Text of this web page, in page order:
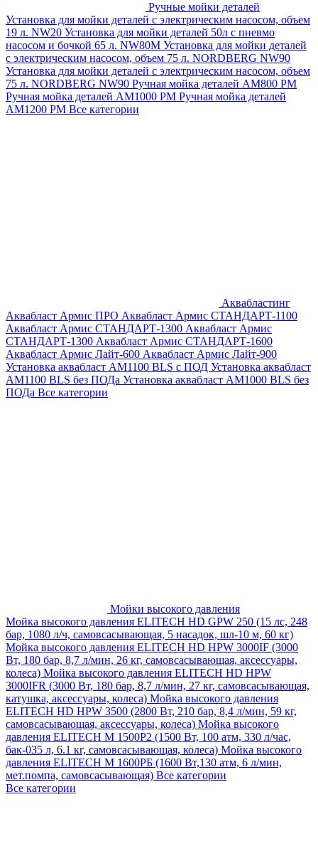
Ручные мойки деталей
Установка для мойки деталей с электрическим насосом, объем
19 л. NW20 Установка для мойки деталей 50л с пневмо
насосом и бочкой 65 л. NW80M Установка для мойки деталей
с электрическим насосом, объем 75 л. NORDBERG NW90
Установка для мойки деталей с электрическим насосом, объем
75 л. NORDBERG NW90 Ручная мойка деталей АМ800 РМ
Ручная мойка деталей АМ1000 РМ Ручная мойка деталей
АМ1200 РМ Все категории
Аквабластинг
Аквабласт Армис ПРО Аквабласт Армис СТАНДАРТ-1100
Аквабласт Армис СТАНДАРТ-1300 Аквабласт Армис
СТАНДАРТ-1300 Аквабласт Армис СТАНДАРТ-1600
Аквабласт Армис Лайт-600 Аквабласт Армис Лайт-900
Установка аквабласт AM1100 BLS с ПОД Установка аквабласт
AM1100 BLS без ПОДа Установка аквабласт AM1000 BLS без
ПОДа Все категории
Мойки высокого давления
Мойка высокого давления ELITECH HD GPW 250 (15 лс, 248
бар, 1080 л/ч, самовсасывающая, 5 насадок, шл-10 м, 60 кг)
Мойка высокого давления ELITECH HD HPW 3000IF (3000
Вт, 180 бар, 8,7 л/мин, 26 кг, самовсасывающая, аксессуары,
колеса) Мойка высокого давления ELITECH HD HPW
3000IFR (3000 Вт, 180 бар, 8,7 л/мин, 27 кг, самовсасывающая,
катушка, аксессуары, колеса) Мойка высокого давления
ELITECH HD HPW 3500 (2800 Вт, 210 бар, 8,4 л/мин, 59 кг,
самовсасывающая, аксессуары, колеса) Мойка высокого
давления ELITECH M 1500P2 (1500 Вт, 100 атм, 330 л/час,
бак-035 л, 6.1 кг, самовсасывающая, колеса) Мойка высокого
давления ELITECH М 1600РБ (1600 Вт,130 атм, 6 л/мин,
мет.помпа, самовсасывающая) Все категории
Все категории